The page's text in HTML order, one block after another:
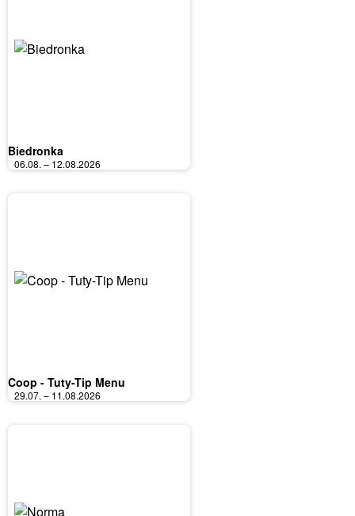
Biedronka
06.08. – 12.08.2026
Coop - Tuty-Tip Menu
29.07. – 11.08.2026